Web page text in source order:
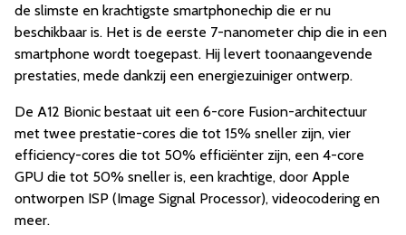
de slimste en krachtigste smartphonechip die er nu
beschikbaar is. Het is de eerste 7-nanometer chip die in een
smartphone wordt toegepast. Hij levert toonaangevende
prestaties, mede dankzij een energiezuiniger ontwerp.
De A12 Bionic bestaat uit een 6-core Fusion-architectuur
met twee prestatie-cores die tot 15% sneller zijn, vier
efficiency-cores die tot 50% efficiënter zijn, een 4-core
GPU die tot 50% sneller is, een krachtige, door Apple
ontworpen ISP (Image Signal Processor), videocodering en
meer.